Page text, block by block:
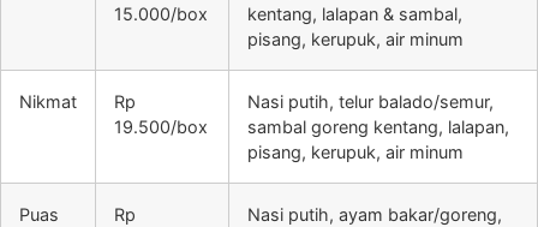
15.000/box
kentang, lalapan & sambal,
pisang, kerupuk, air minum
Nikmat
Rp
19.500/box
Nasi putih, telur balado/semur,
sambal goreng kentang, lalapan,
pisang, kerupuk, air minum
Puas
Rp
Nasi putih, ayam bakar/goreng,